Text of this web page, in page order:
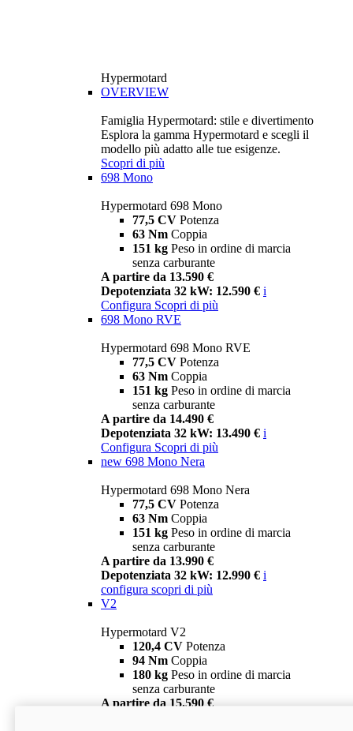
Hypermotard
OVERVIEW
Famiglia Hypermotard: stile e divertimento
Esplora la gamma Hypermotard e scegli il
modello più adatto alle tue esigenze.
Scopri di più
698 Mono
Hypermotard 698 Mono
77,5 CV Potenza
63 Nm Coppia
151 kg Peso in ordine di marcia
senza carburante
A partire da 13.590 €
Depotenziata 32 kW: 12.590 € i
Configura Scopri di più
698 Mono RVE
Hypermotard 698 Mono RVE
77,5 CV Potenza
63 Nm Coppia
151 kg Peso in ordine di marcia
senza carburante
A partire da 14.490 €
Depotenziata 32 kW: 13.490 € i
Configura Scopri di più
new 698 Mono Nera
Hypermotard 698 Mono Nera
77,5 CV Potenza
63 Nm Coppia
151 kg Peso in ordine di marcia
senza carburante
A partire da 13.990 €
Depotenziata 32 kW: 12.990 € i
configura scopri di più
V2
Hypermotard V2
120,4 CV Potenza
94 Nm Coppia
180 kg Peso in ordine di marcia
senza carburante
A partire da 15.590 €